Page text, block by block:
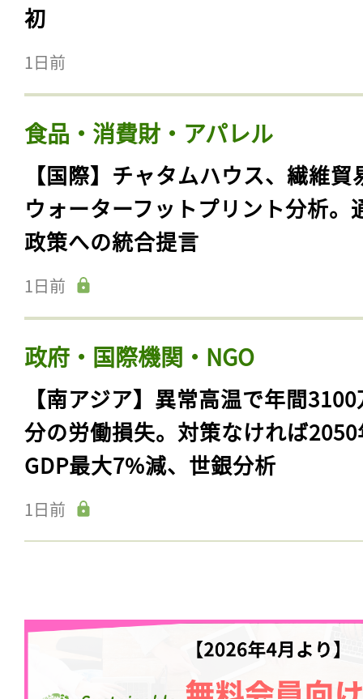
初
1日前
食品・消費財・アパレル
【国際】チャタムハウス、繊維貿
ウォーターフットプリント分析。
政策への統合提言
1日前
政府・国際機関・NGO
【南アジア】異常高温で年間
分の労働損失。対策なければ
GDP最大7%減、世銀分析
1日前